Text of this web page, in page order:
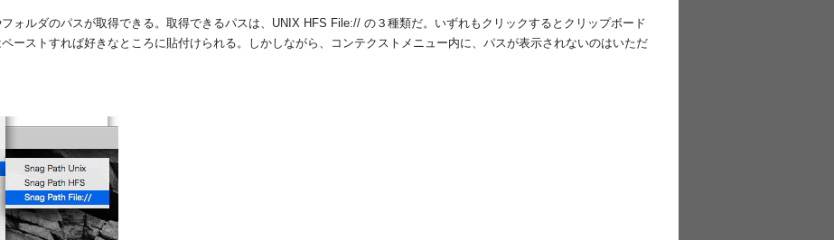
ォルダのパスが取得できる。取得できるパスは、UNIX HFS File:// の３種類だ。いずれもクリックするとクリップボード
ーストすれば好きなところに貼付けられる。しかしながら、コンテクストメニュー内に、パスが表示されないのはいただ